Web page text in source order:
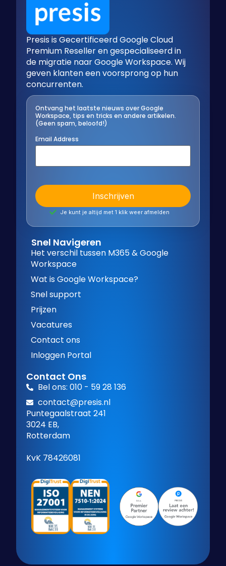
Presis is Gecertificeerd Google Cloud
Premium Reseller en gespecialiseerd in
de migratie naar Google Workspace. Wij
geven klanten een voorsprong op hun
concurrenten.
Ontvang het laatste nieuws over Google
Workspace, tips en tricks en andere artikelen.
(Geen spam, beloofd!)
Email Address
Je kunt je altijd met 1 klik weer afmelden
Snel Navigeren
Het verschil tussen M365 & Google
Workspace
Wat is Google Workspace?
Snel support
Prijzen
Vacatures
Contact ons
Inloggen Portal
Contact Ons
Bel ons: 010 - 59 28 136
contact@presis.nl
Puntegaalstraat 241
3024 EB,
Rotterdam
KvK 78426081